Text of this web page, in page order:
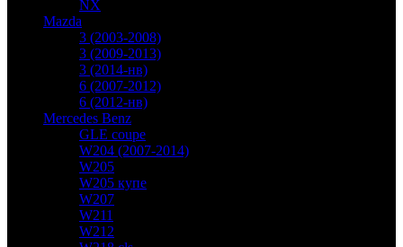
NX
Mazda
3 (2003-2008)
3 (2009-2013)
3 (2014-нв)
6 (2007-2012)
6 (2012-нв)
Mercedes Benz
GLE coupe
W204 (2007-2014)
W205
W205 купе
W207
W211
W212